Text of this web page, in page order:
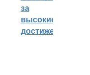
за
высокие
достижения